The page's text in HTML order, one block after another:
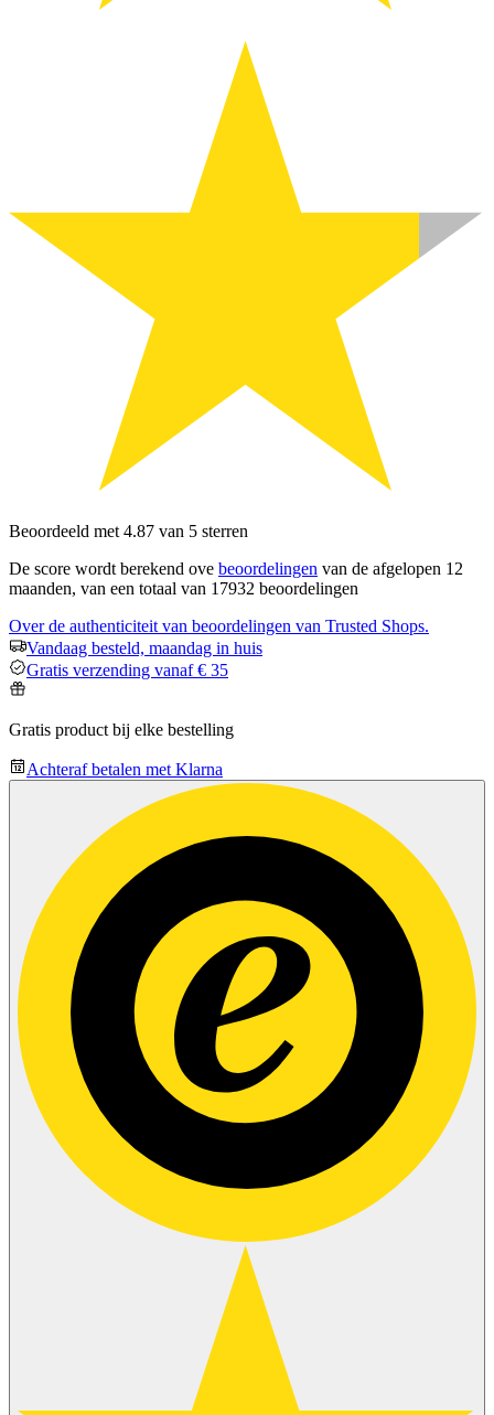
Beoordeeld met 4.87 van 5 sterren
De score wordt berekend ove beoordelingen van de afgelopen 12
maanden, van een totaal van 17932 beoordelingen
Over de authenticiteit van beoordelingen van Trusted Shops.
Vandaag besteld, maandag in huis
Gratis verzending vanaf € 35
Gratis product bij elke bestelling
Achteraf betalen met Klarna